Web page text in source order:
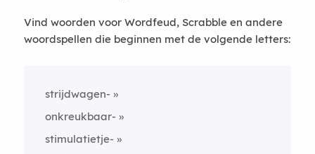
Vind woorden voor Wordfeud, Scrabble en andere
woordspellen die beginnen met de volgende letters:
strijdwagen-
onkreukbaar-
stimulatietje-